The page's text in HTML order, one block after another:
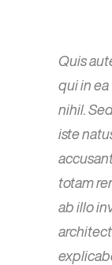
Quis
qui in
nihil.
iste
totam
ab illo